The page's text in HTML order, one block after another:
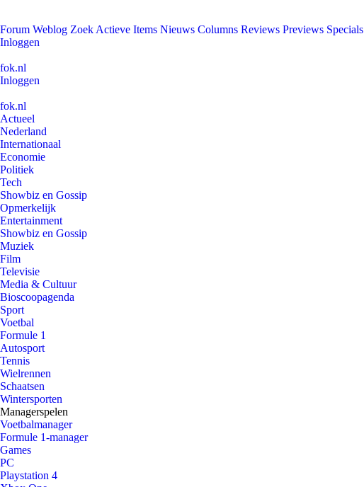
Forum Weblog Zoek Actieve Items Nieuws Columns Reviews Previews Specials
Inloggen
fok.nl
Inloggen
fok.nl
Actueel
Nederland
Internationaal
Economie
Politiek
Tech
Showbiz en Gossip
Opmerkelijk
Entertainment
Showbiz en Gossip
Muziek
Film
Televisie
Media & Cultuur
Bioscoopagenda
Sport
Voetbal
Formule 1
Autosport
Tennis
Wielrennen
Schaatsen
Wintersporten
Managerspelen
Voetbalmanager
Formule 1-manager
Games
PC
Playstation 4